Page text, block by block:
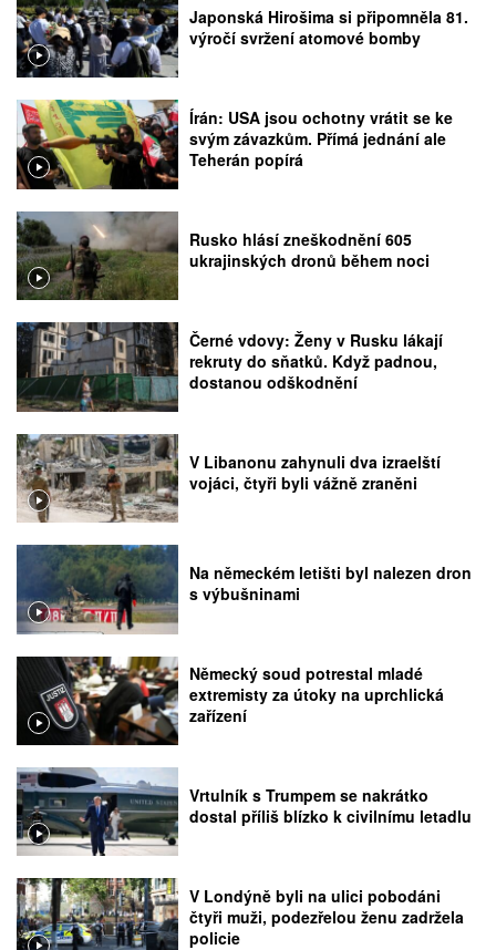
Japonská Hirošima si připomněla 81.
výročí svržení atomové bomby
Írán: USA jsou ochotny vrátit se ke
svým závazkům. Přímá jednání ale
Teherán popírá
Rusko hlásí zneškodnění 605
ukrajinských dronů během noci
Černé vdovy: Ženy v Rusku lákají
rekruty do sňatků. Když padnou,
dostanou odškodnění
V Libanonu zahynuli dva izraelští
vojáci, čtyři byli vážně zraněni
Na německém letišti byl nalezen dron
s výbušninami
Německý soud potrestal mladé
extremisty za útoky na uprchlická
zařízení
Vrtulník s Trumpem se nakrátko
dostal příliš blízko k civilnímu letadlu
V Londýně byli na ulici pobodáni
čtyři muži, podezřelou ženu zadržela
policie